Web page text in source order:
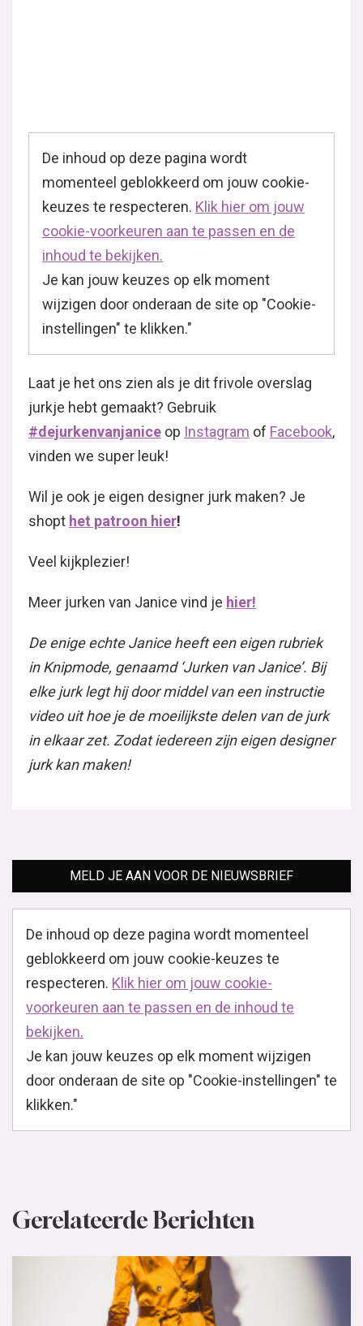
De inhoud op deze pagina wordt
momenteel geblokkeerd om jouw cookie-
keuzes te respecteren. Klik hier om jouw
cookie-voorkeuren aan te passen en de
inhoud te bekijken.
Je kan jouw keuzes op elk moment
wijzigen door onderaan de site op "Cookie-
instellingen" te klikken."
Laat je het ons zien als je dit frivole overslag
jurkje hebt gemaakt? Gebruik
#dejurkenvanjanice op Instagram of Facebook,
vinden we super leuk!
Wil je ook je eigen designer jurk maken? Je
shopt het patroon hier!
Veel kijkplezier!
Meer jurken van Janice vind je hier!
De enige echte Janice heeft een eigen rubriek
in Knipmode, genaamd ‘Jurken van Janice’. Bij
elke jurk legt hij door middel van een instructie
video uit hoe je de moeilijkste delen van de jurk
in elkaar zet. Zodat iedereen zijn eigen designer
jurk kan maken!
MELD JE AAN VOOR DE NIEUWSBRIEF
De inhoud op deze pagina wordt momenteel
geblokkeerd om jouw cookie-keuzes te
respecteren. Klik hier om jouw cookie-
voorkeuren aan te passen en de inhoud te
bekijken.
Je kan jouw keuzes op elk moment wijzigen
door onderaan de site op "Cookie-instellingen" te
klikken."
Gerelateerde Berichten